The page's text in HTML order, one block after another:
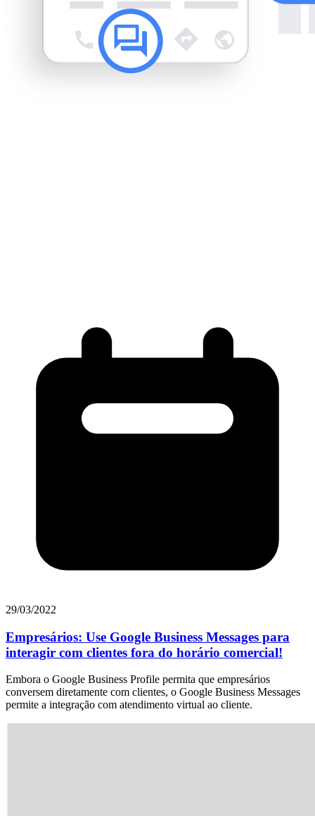
29/03/2022
Empresários: Use Google Business Messages para
interagir com clientes fora do horário comercial!
Embora o Google Business Profile permita que empresários
conversem diretamente com clientes, o Google Business Messages
permite a integração com atendimento virtual ao cliente.